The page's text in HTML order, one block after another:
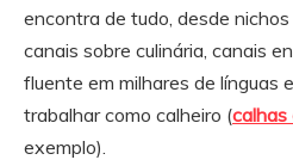
encontra de tudo, desde
canais sobre culinária, canais
fluente em milhares de línguas
trabalhar como calheiro (calhas
exemplo).